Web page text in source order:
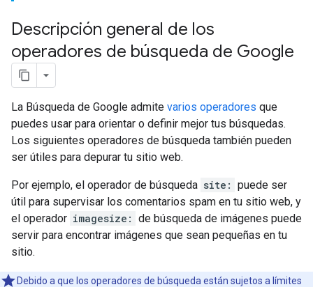
Descripción general de los
operadores de búsqueda de Google
La Búsqueda de Google admite varios operadores que
puedes usar para orientar o definir mejor tus búsquedas.
Los siguientes operadores de búsqueda también pueden
ser útiles para depurar tu sitio web.
Por ejemplo, el operador de búsqueda site: puede ser
útil para supervisar los comentarios spam en tu sitio web, y
el operador imagesize: de búsqueda de imágenes puede
servir para encontrar imágenes que sean pequeñas en tu
sitio.
Debido a que los operadores de búsqueda están sujetos a límites